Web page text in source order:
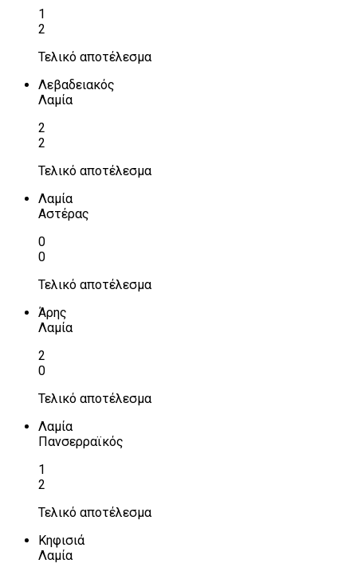
1
2
Τελικό αποτέλεσμα
Λεβαδειακός
Λαμία
2
2
Τελικό αποτέλεσμα
Λαμία
Αστέρας
0
0
Τελικό αποτέλεσμα
Άρης
Λαμία
2
0
Τελικό αποτέλεσμα
Λαμία
Πανσερραϊκός
1
2
Τελικό αποτέλεσμα
Κηφισιά
Λαμία